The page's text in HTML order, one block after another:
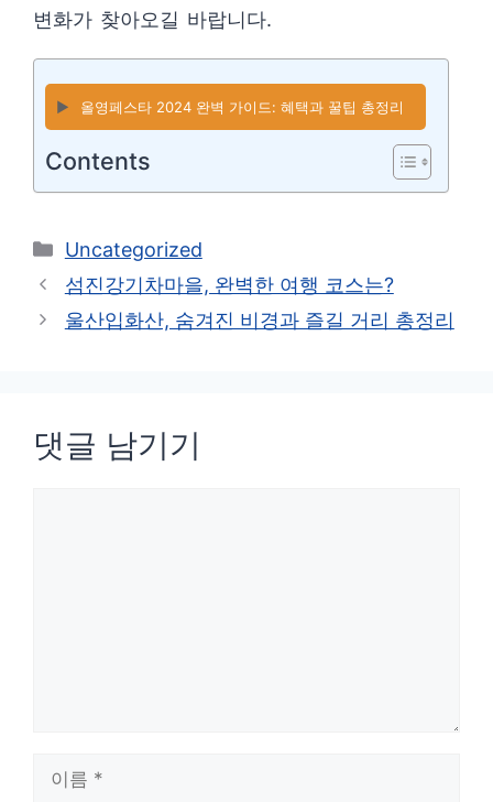
변화가 찾아오길 바랍니다.
▶️ 올영페스타 2024 완벽 가이드: 혜택과 꿀팁 총정리
Contents
카
테
리
Uncategorized
섬진강기차마을, 완벽한 여행 코스는?
울산입화산, 숨겨진 비경과 즐길 거리 총정리
댓글 남기기